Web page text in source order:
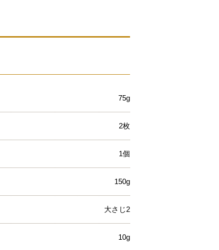
75g
2枚
1個
150g
大さじ2
10g